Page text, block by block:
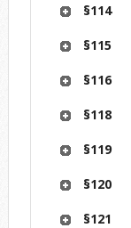
§114
§115
§116
§118
§119
§120
§121